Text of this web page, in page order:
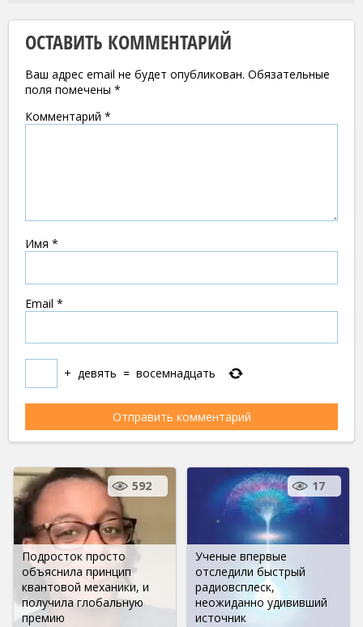
ОСТАВИТЬ КОММЕНТАРИЙ
Ваш адрес email не будет опубликован. Обязательные
поля помечены *
Комментарий *
Имя *
Email *
+ девять = восемнадцать
Подросток просто
объяснила принцип
квантовой механики, и
получила глобальную
премию
592
Ученые впервые
отследили быстрый
радиовсплеск,
неожиданно удививший
источник
17